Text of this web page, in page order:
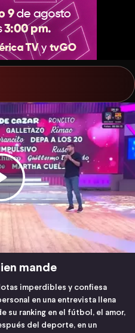
mande
imperdibles y confiesa
en una entrevista llena
su ranking en el fútbol, el amor,
del deporte, en un